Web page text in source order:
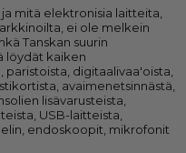
mitä elektronisia laitteita,
ei ole melkein
Tanskan suurin
löydät kaiken
paristoista, digitaalivaa'oista,
avaimenetsinnästä,
lisävarusteista,
USB-laitteista,
endoskoopit, mikrofonit